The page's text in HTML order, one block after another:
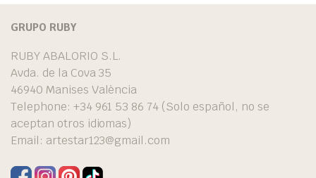
GRUPO RUBY
RUBY ABALORIO S.L.
Avda. de la Cova 35
46940 Manises València
Telephone: +34 961 53 86 74 (Solo español, no se
aceptan otros idiomas)
Email: artestar123@gmail.com